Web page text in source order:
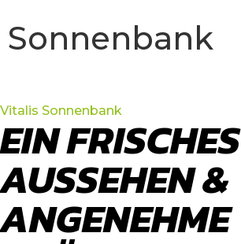
Sonnenbank
Vitalis Sonnenbank
EIN FRISCHES
AUSSEHEN &
ANGENEHME